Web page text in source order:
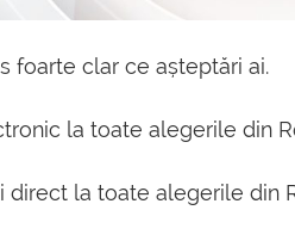
foarte clar ce așteptări ai.
la toate alegerile din
direct la toate alegerile din